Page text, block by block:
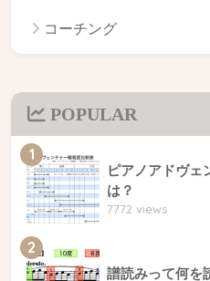
コーチング
POPULAR
1
ピアノアドヴェ
は？
7772 views
2
譜読みって何を